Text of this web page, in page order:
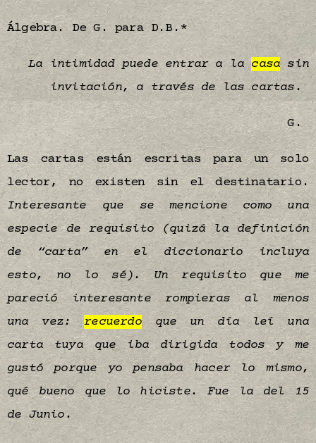
Álgebra. De G. para D.B.*
La intimidad puede entrar a lacasasin
invitación, a través de las cartas.
G.
Las cartas están escritas para un solo
lector, no existen sin el destinatario.
Interesante que se mencione como una
especie de requisito (quizá la definición
de “carta” en el diccionario incluya
esto, no lo sé). Un requisito que me
pareció interesante rompieras al menos
una vez:recuerdoque un día leí una
carta tuya que iba dirigida todos y me
gustó porque yo pensaba hacer lo mismo,
qué bueno que lo hiciste. Fue la del 15
de Junio.